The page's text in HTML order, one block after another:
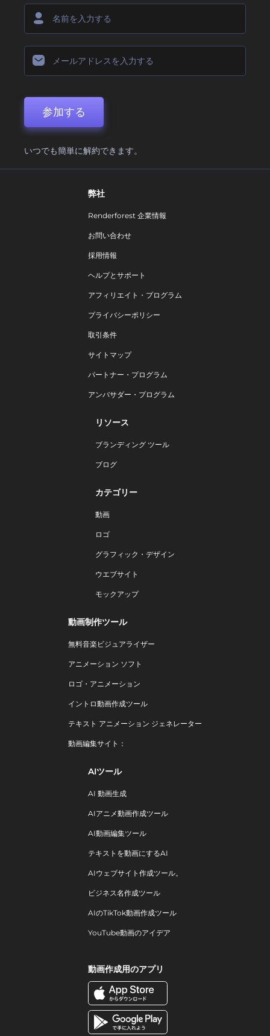
参加する
いつでも簡単に解約できます。
弊社
Renderforest 企業情報
お問い合わせ
採用情報
ヘルプとサポート
アフィリエイト・プログラム
プライバシーポリシー
取引条件
サイトマップ
パートナー・プログラム
アンバサダー・プログラム
リソース
ブランディング ツール
ブログ
カテゴリー
動画
ロゴ
グラフィック・デザイン
ウエブサイト
モックアップ
動画制作ツール
無料音楽ビジュアライザー
アニメーション ソフト
ロゴ・アニメーション
イントロ動画作成ツール
テキスト アニメーション ジェネレーター
動画編集サイト：
AIツール
AI 動画生成
AIアニメ動画作成ツール
AI動画編集ツール
テキストを動画にするAI
AIウェブサイト作成ツール。
ビジネス名作成ツール
AIのTikTok動画作成ツール
YouTube動画のアイデア
動画作成用のアプリ